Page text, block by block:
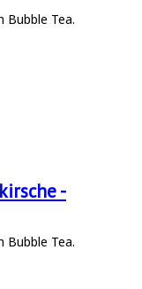
Bubble Tea.
-
Bubble Tea.